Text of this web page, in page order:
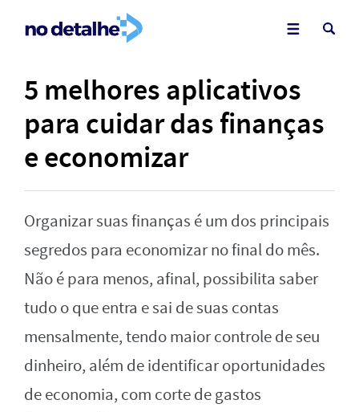
5 melhores aplicativos
para cuidar das finanças
e economizar
Organizar suas finanças é um dos principais
segredos para economizar no final do mês.
Não é para menos, afinal, possibilita saber
tudo o que entra e sai de suas contas
mensalmente, tendo maior controle de seu
dinheiro, além de identificar oportunidades
de economia, com corte de gastos